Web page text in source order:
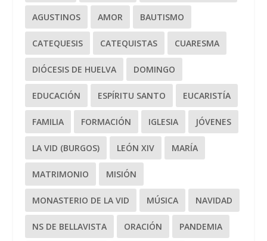
AGUSTINOS AMOR BAUTISMO
CATEQUESIS CATEQUISTAS CUARESMA
DIÓCESIS DE HUELVA DOMINGO
EDUCACIÓN ESPÍRITU SANTO EUCARISTÍA
FAMILIA FORMACIÓN IGLESIA JÓVENES
LA VID (BURGOS) LEÓN XIV MARÍA
MATRIMONIO MISIÓN
MONASTERIO DE LA VID MÚSICA NAVIDAD
NS DE BELLAVISTA ORACIÓN PANDEMIA